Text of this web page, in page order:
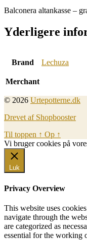
Balconera altankasse –
Yderligere
Brand Lechuza
Merchant
© 2026 Urtepotterne.dk
Drevet af Shopbooster
Til toppen ↑ Op ↑
Vi bruger cookies på
Luk
Privacy Overview
This website uses
navigate through the
are categorized as
essential for the working